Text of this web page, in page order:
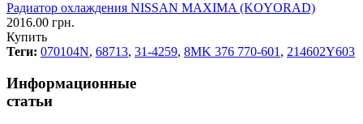
Радиатор охлаждения NISSAN MAXIMA (KOYORAD)
2016.00 грн.
Купить
Теги: 070104N, 68713, 31-4259, 8MK 376 770-601, 214602Y603
Информационные
статьи